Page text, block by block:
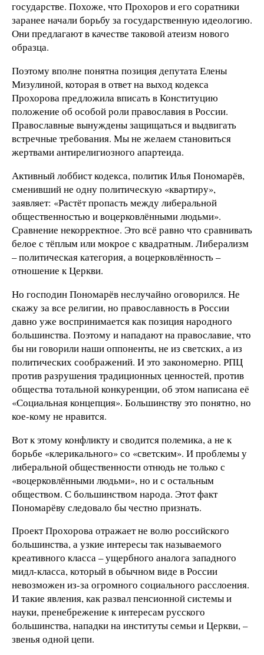
государстве. Похоже, что Прохоров и его соратники
заранее начали борьбу за государственную идеологию.
Они предлагают в качестве таковой атеизм нового
образца.
Поэтому вполне понятна позиция депутата Елены
Мизулиной, которая в ответ на выход кодекса
Прохорова предложила вписать в Конституцию
положение об особой роли православия в России.
Православные вынуждены защищаться и выдвигать
встречные требования. Мы не желаем становиться
жертвами антирелигиозного апартеида.
Активный лоббист кодекса, политик Илья Пономарёв,
сменивший не одну политическую «квартиру»,
заявляет: «Растёт пропасть между либеральной
общественностью и воцерковлёнными людьми».
Сравнение некорректное. Это всё равно что сравнивать
белое с тёплым или мокрое с квадратным. Либерализм
– политическая категория, а воцерковлённость –
отношение к Церкви.
Но господин Пономарёв неслучайно оговорился. Не
скажу за все религии, но православность в России
давно уже воспринимается как позиция народного
большинства. Поэтому и нападают на православие, что
бы ни говорили наши оппоненты, не из светских, а из
политических соображений. И это закономерно. РПЦ
против разрушения традиционных ценностей, против
общества тотальной конкуренции, об этом написана её
«Социальная концепция». Большинству это понятно, но
кое-кому не нравится.
Вот к этому конфликту и сводится полемика, а не к
борьбе «клерикального» со «светским». И проблемы у
либеральной общественности отнюдь не только с
«воцерковлёнными людьми», но и с остальным
обществом. С большинством народа. Этот факт
Пономарёву следовало бы честно признать.
Проект Прохорова отражает не волю российского
большинства, а узкие интересы так называемого
креативного класса – ущербного аналога западного
мидл-класса, который в обычном виде в России
невозможен из-за огромного социального расслоения.
И такие явления, как развал пенсионной системы и
науки, пренебрежение к интересам русского
большинства, нападки на институты семьи и Церкви, –
звенья одной цепи.